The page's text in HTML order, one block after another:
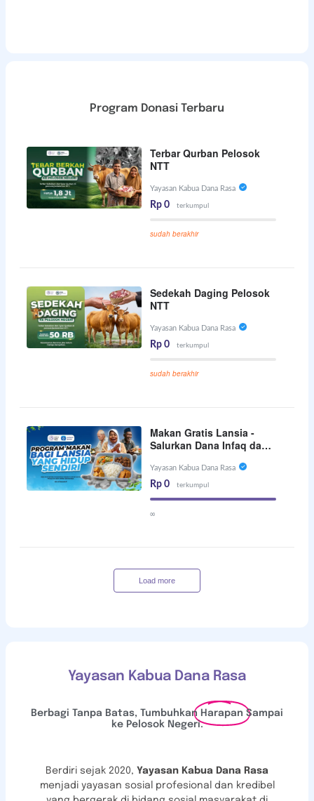
Program Donasi Terbaru
Terbar Qurban Pelosok
NTT
Yayasan Kabua Dana Rasa
Rp 0 terkumpul
sudah berakhir
Sedekah Daging Pelosok
NTT
Yayasan Kabua Dana Rasa
Rp 0 terkumpul
sudah berakhir
Makan Gratis Lansia -
Salurkan Dana Infaq dan
Yayasan Kabua Dana Rasa
Rp 0 terkumpul
∞
Load more
Yayasan Kabua Dana Rasa
Berbagi Tanpa Batas, Tumbuhkan Harapan Sampai
ke Pelosok Negeri.
Berdiri sejak 2020, Yayasan Kabua Dana Rasa
menjadi yayasan sosial profesional dan kredibel